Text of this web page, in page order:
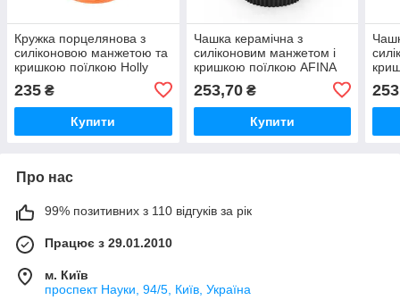
Кружка порцелянова з
силіконовою манжетою та
кришкою поїлкою Holly
400 мл для друку логотипу
Помаранчева
235 ₴
Купити
Чашка керамічна з
силіконовим манжетом і
кришкою поїлкою AFINA
логотипу
253,70₴
Купити
Про нас
99% позитивних з 110 відгуків за рік
Працює з 29.01.2010
м. Київ
проспект Науки, 94/5, Київ, Україна